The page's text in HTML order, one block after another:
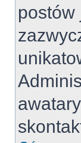
postów